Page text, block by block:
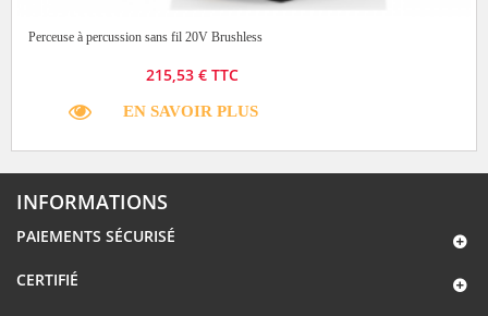
Perceuse à percussion sans fil 20V Brushless
215,53 € TTC
EN SAVOIR PLUS
INFORMATIONS
PAIEMENTS SÉCURISÉ
CERTIFIÉ